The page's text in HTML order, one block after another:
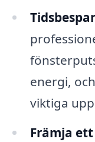
energi,
viktiga
Främja